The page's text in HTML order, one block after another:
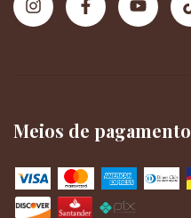
Meios de pagamento